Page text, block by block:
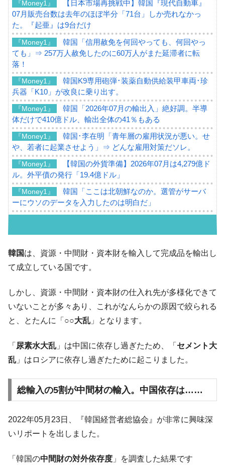
『Money1』
【日本市場再挑戦中】韓国『現代自動車』
07月販売台数は去年のほぼ半分「71台」しか売れなかっ
た。『起亜』は9台だけ
『Money1』
韓国「信用赦免を何回やっても、何回やっ
ても」⇒ 257万人赦免したのに60万人がまた延滞者に転
落！
『Money1』
韓国K9専用砲弾･装薬自動供給装甲車両･珍
兵器「K10」が改良に乗り出す。
『Money1』
韓国「2026年07月の輸出入」絶好調。半導
体だけで410億ドル、輸出全体の41％もある
『Money1』
韓国･李在明「青年層の雇用状況が悪い。せ
や、若者に起業させよう」⇒ どんな雇用対策だソレ。
『Money1』
【韓国の外貨準備】2026年07月は4,279億ド
ル。外平債の発行「19.4億ドル」
『Money1』
韓国「ここは北朝鮮なのか。選管がサーバ
ーにウソのデータを入力したのは明白だ」
『Money1』
韓国は「中国と同じく」投資に不適格な国
だ。
『Money1』
韓国･外為取引量「1日当たり1,214.4億ド
ル」まで拡大 ⇒ 海外資金の動きに強く左右される状態
い「50.5％」に上昇
『Money1』
韓国大統領府ボンクラ政策室長が告発され
断
『Money1』
韓国･警察職員が「丸刈りになって抗議活
『Money1』
中国だけが鉄鋼輸出を異常増加させる ⇒ 中
国の過剰生産が世界を蝕む。
韓国製造業「半導体絶好調」のウラで他業
種は全般的「不調」⇒ PSIが示す現況は決して良くない。
韓国は、資源・中間財・資本財を輸入して完成品を輸出し
て成立している国です。
しかし、資源・中間財・資本財の仕入れ先が多様化できて
いないことが多々あり、これがなんらかの原因で絞られる
と、とたんに「 ○○大乱 」となります。
「 尿素水大乱 」は中国に依存し過ぎたため、「 セメント大
乱 」はロシアに依存し過ぎたために起こりました。
総輸入の5割が中間材の輸入。中国依存は……
2022年05月23日、『韓国経営者総協会』が非常に興味深
いリポートを出しました。
「韓国の中間財の対外依存度 」を調査した結果です